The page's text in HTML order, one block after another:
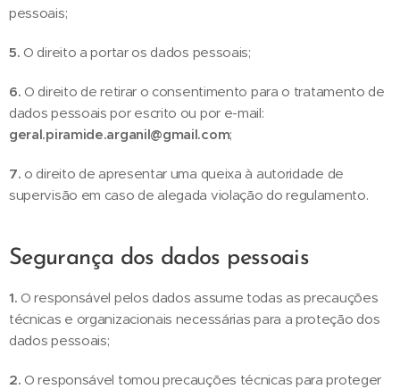
pessoais;
5. O direito a portar os dados pessoais;
6. O direito de retirar o consentimento para o tratamento de
dados pessoais por escrito ou por e-mail:
geral.piramide.arganil@gmail.com;
7. o direito de apresentar uma queixa à autoridade de
supervisão em caso de alegada violação do regulamento.
Segurança dos dados pessoais
1. O responsável pelos dados assume todas as precauções
técnicas e organizacionais necessárias para a proteção dos
dados pessoais;
2. O responsável tomou precauções técnicas para proteger